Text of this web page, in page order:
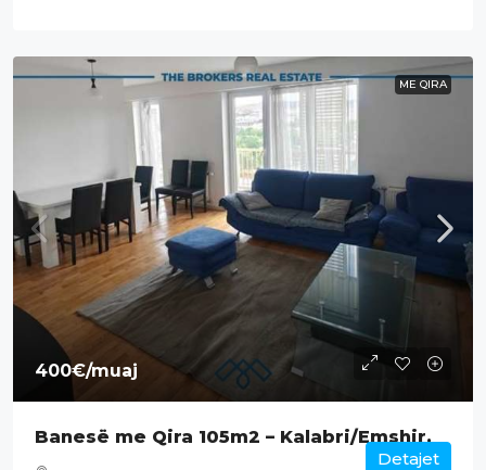
ME QIRA
400€/muaj
Banesë me Qira 105m2 – Kalabri/Emshir.
Detajet